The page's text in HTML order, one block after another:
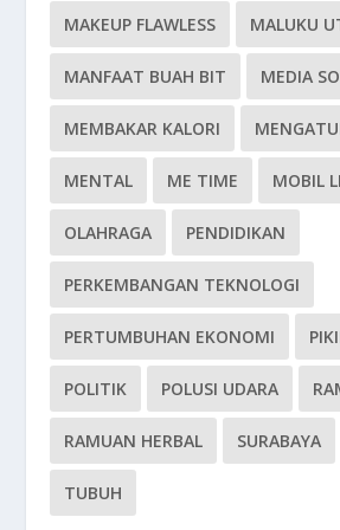
MAKEUP FLAWLESS MALUKU
MANFAAT BUAH BIT MEDIA
MEMBAKAR KALORI
MENTAL ME TIME MOBIL
OLAHRAGA PENDIDIKAN
PERKEMBANGAN TEKNOLOGI
PERTUMBUHAN EKONOMI
POLITIK POLUSI UDARA
RAMUAN HERBAL SURABAYA
TUBUH